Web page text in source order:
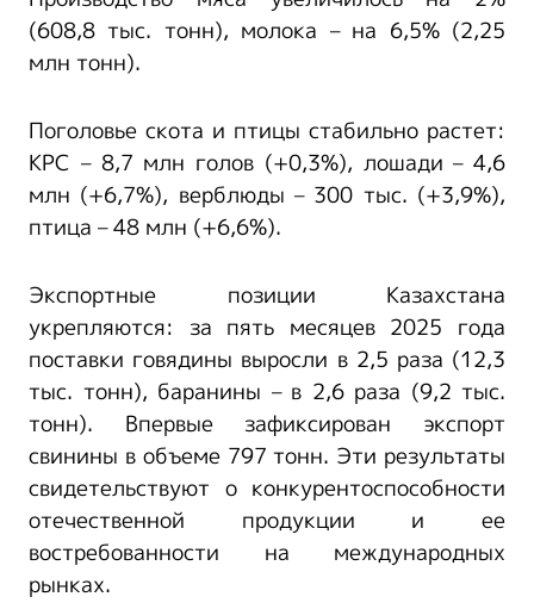
(608,8 тыс. тонн), молока – на 6,5% (2,25
млн тонн).
Поголовье скота и птицы стабильно растет:
КРС – 8,7 млн голов (+0,3%), лошади – 4,6
млн (+6,7%), верблюды – 300 тыс. (+3,9%),
птица – 48 млн (+6,6%).
Экспортные позиции Казахстана
укрепляются: за пять месяцев 2025 года
поставки говядины выросли в 2,5 раза (12,3
тыс. тонн), баранины – в 2,6 раза (9,2 тыс.
тонн). Впервые зафиксирован экспорт
свинины в объеме 797 тонн. Эти результаты
свидетельствуют о конкурентоспособности
отечественной продукции и ее
востребованности на международных
рынках.